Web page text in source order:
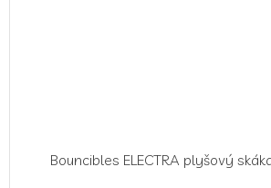
Bouncibles ELECTRA plyšový